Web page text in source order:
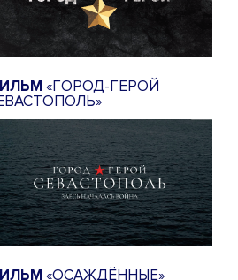
«ГОРОД-ГЕРОЙ
«ОСАЖДЁННЫЕ»